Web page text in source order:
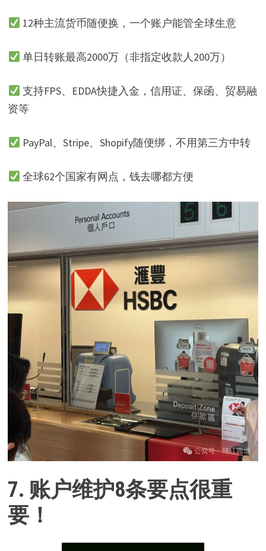
12种主流货币随便换，一个账户能管全球生意
单日转账最高2000万（非指定收款人200万）
支持FPS、EDDA快捷入金，信用证、保函、贸易融
资等
PayPal、Stripe、Shopify随便绑，不用第三方中转
全球62个国家有网点，钱去哪都方便
7. 账户维护8条要点很重
要！